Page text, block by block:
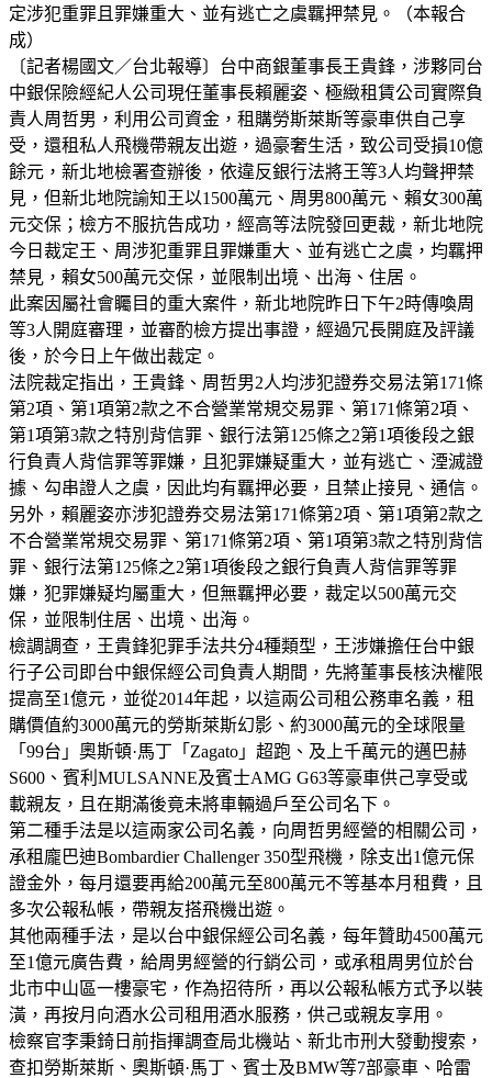
定涉犯重罪且罪嫌重大、並有逃亡之虞羈押禁見。（本報合
成）
〔記者楊國文／台北報導〕台中商銀董事長王貴鋒，涉夥同台
中銀保險經紀人公司現任董事長賴麗姿、極緻租賃公司實際負
責人周哲男，利用公司資金，租購勞斯萊斯等豪車供自己享
受，還租私人飛機帶親友出遊，過豪奢生活，致公司受損10億
餘元，新北地檢署查辦後，依違反銀行法將王等3人均聲押禁
見，但新北地院諭知王以1500萬元、周男800萬元、賴女300萬
元交保；檢方不服抗告成功，經高等法院發回更裁，新北地院
今日裁定王、周涉犯重罪且罪嫌重大、並有逃亡之虞，均羈押
禁見，賴女500萬元交保，並限制出境、出海、住居。
此案因屬社會矚目的重大案件，新北地院昨日下午2時傳喚周
等3人開庭審理，並審酌檢方提出事證，經過冗長開庭及評議
後，於今日上午做出裁定。
法院裁定指出，王貴鋒、周哲男2人均涉犯證券交易法第171條
第2項、第1項第2款之不合營業常規交易罪、第171條第2項、
第1項第3款之特別背信罪、銀行法第125條之2第1項後段之銀
行負責人背信罪等罪嫌，且犯罪嫌疑重大，並有逃亡、湮滅證
據、勾串證人之虞，因此均有羈押必要，且禁止接見、通信。
另外，賴麗姿亦涉犯證券交易法第171條第2項、第1項第2款之
不合營業常規交易罪、第171條第2項、第1項第3款之特別背信
罪、銀行法第125條之2第1項後段之銀行負責人背信罪等罪
嫌，犯罪嫌疑均屬重大，但無羈押必要，裁定以500萬元交
保，並限制住居、出境、出海。
檢調調查，王貴鋒犯罪手法共分4種類型，王涉嫌擔任台中銀
行子公司即台中銀保經公司負責人期間，先將董事長核決權限
提高至1億元，並從2014年起，以這兩公司租公務車名義，租
購價值約3000萬元的勞斯萊斯幻影、約3000萬元的全球限量
「99台」奧斯頓·馬丁「Zagato」超跑、及上千萬元的邁巴赫
S600、賓利MULSANNE及賓士AMG G63等豪車供己享受或
載親友，且在期滿後竟未將車輛過戶至公司名下。
第二種手法是以這兩家公司名義，向周哲男經營的相關公司，
承租龐巴迪Bombardier Challenger 350型飛機，除支出1億元保
證金外，每月還要再給200萬元至800萬元不等基本月租費，且
多次公報私帳，帶親友搭飛機出遊。
其他兩種手法，是以台中銀保經公司名義，每年贊助4500萬元
至1億元廣告費，給周男經營的行銷公司，或承租周男位於台
北市中山區一樓豪宅，作為招待所，再以公報私帳方式予以裝
潢，再按月向酒水公司租用酒水服務，供己或親友享用。
檢察官李秉錡日前指揮調查局北機站、新北市刑大發動搜索，
查扣勞斯萊斯、奧斯頓·馬丁、賓士及BMW等7部豪車、哈雷